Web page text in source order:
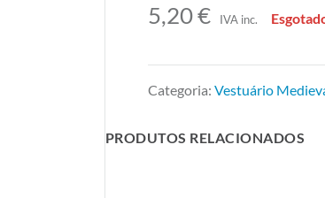
5,20€ IVA inc.
Categoria:Vestuário
PRODUTOS RELACIONADOS